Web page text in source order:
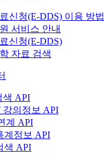
신청(E-DDS) 이용 방법
서비스 안내
신청(E-DDS)
자료 검색
색 API
강의정보 API
계 API
계정보 API
색 API